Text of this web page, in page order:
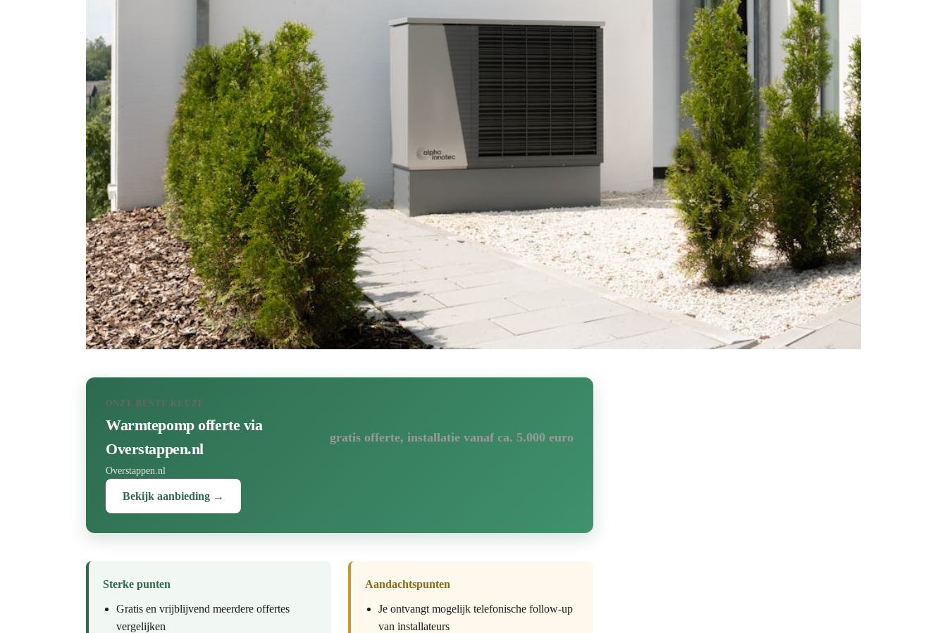
ONZE BESTE KEUZE
Warmtepomp offerte via
Overstappen.nl
Overstappen.nl
gratis offerte, installatie vanaf ca. 5.000 euro
Bekijk aanbieding →
Sterke punten
Gratis en vrijblijvend meerdere offertes
vergelijken
Aandachtspunten
Je ontvangt mogelijk telefonische follow-up
van installateurs